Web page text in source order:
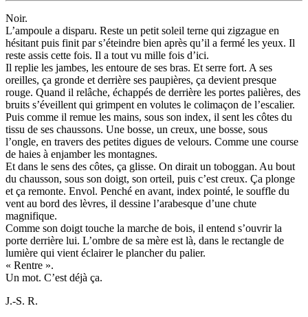
Noir.
L’ampoule a disparu. Reste un petit soleil terne qui zigzague en
hésitant puis finit par s’éteindre bien après qu’il a fermé les yeux. Il
reste assis cette fois. Il a tout vu mille fois d’ici.
Il replie les jambes, les entoure de ses bras. Et serre fort. A ses
oreilles, ça gronde et derrière ses paupières, ça devient presque
rouge. Quand il relâche, échappés de derrière les portes palières, des
bruits s’éveillent qui grimpent en volutes le colimaçon de l’escalier.
Puis comme il remue les mains, sous son index, il sent les côtes du
tissu de ses chaussons. Une bosse, un creux, une bosse, sous
l’ongle, en travers des petites digues de velours. Comme une course
de haies à enjamber les montagnes.
Et dans le sens des côtes, ça glisse. On dirait un toboggan. Au bout
du chausson, sous son doigt, son orteil, puis c’est creux. Ça plonge
et ça remonte. Envol. Penché en avant, index pointé, le souffle du
vent au bord des lèvres, il dessine l’arabesque d’une chute
magnifique.
Comme son doigt touche la marche de bois, il entend s’ouvrir la
porte derrière lui. L’ombre de sa mère est là, dans le rectangle de
lumière qui vient éclairer le plancher du palier.
« Rentre ».
Un mot. C’est déjà ça.
J.-S. R.